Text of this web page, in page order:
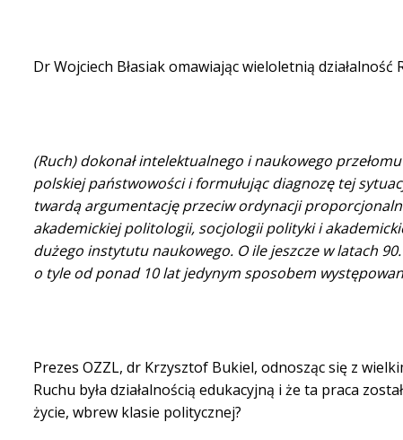
Dr Wojciech Błasiak omawiając wieloletnią działalność
(Ruch) dokonał intelektualnego i naukowego
polskiej państwowości i formułując diagnozę tej
twardą argumentację przeciw ordynacji
akademickiej politologii, socjologii polityki i
dużego instytutu naukowego. O ile jeszcze w latach
o tyle od ponad 10 lat jedynym sposobem
Prezes OZZL, dr Krzysztof Bukiel, odnosząc się z
Ruchu była działalnością edukacyjną i że ta praca
życie, wbrew klasie politycznej?